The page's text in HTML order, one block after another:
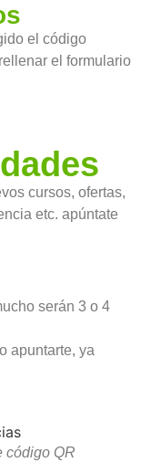
el código
el formulario
cursos, ofertas,
etc. apúntate
serán 3 o 4
apuntarte, ya
código QR